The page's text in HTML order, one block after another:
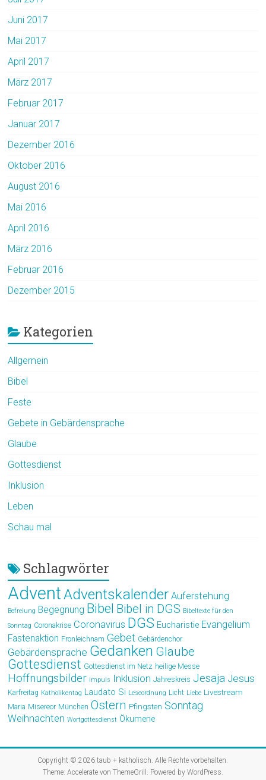
Juni 2017
Mai 2017
April 2017
März 2017
Februar 2017
Januar 2017
Dezember 2016
Oktober 2016
August 2016
Mai 2016
April 2016
März 2016
Februar 2016
Dezember 2015
Kategorien
Allgemein
Bibel
Feste
Gebete in Gebärdensprache
Glaube
Gottesdienst
Inklusion
Leben
Schau mal
Schlagwörter
AdventAdventskalender Auferstehung
Befreiung Begegnung Bibel Bibel in DGS Bibeltexte für den
Sonntag Coronakrise Coronavirus DGS Eucharistie Evangelium
Fastenaktion Fronleichnam Gebet Gebärdenchor
Gebärdensprache Gedanken Glaube
Gottesdienst Gottesdienst im Netz heilige Messe
Hoffnungsbilder impuls Inklusion Jahreskreis Jesaja Jesus
Karfreitag Katholikentag Laudato Si Leseordnung Licht Liebe Livestream
Maria Misereor München Ostern Pfingsten Sonntag
Weihnachten Wortgottesdienst Ökumene
Copyright © 2026taub + katholisch. Alle Rechte vorbehalten.
Theme: Acceleratevon ThemeGrill. Powered by WordPress.